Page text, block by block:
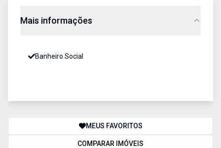
Mais informações
Banheiro Social
MEUS FAVORITOS
COMPARAR IMÓVEIS